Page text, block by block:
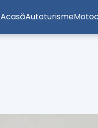
AcasăAutoturisme